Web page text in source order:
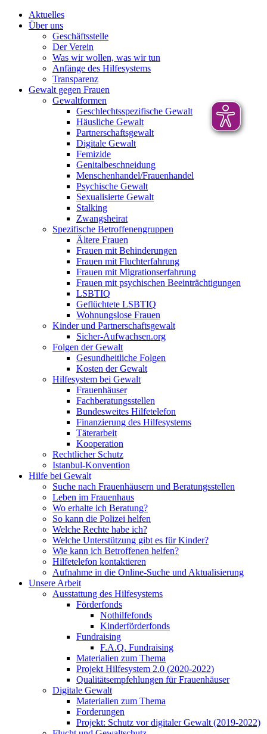
Aktuelles
Über uns
Geschäftsstelle
Der Verein
Was wir wollen, was wir tun
Anfänge des Hilfesystems
Transparenz
Gewalt gegen Frauen
Gewaltformen
Geschlechtsspezifische Gewalt
Häusliche Gewalt
Partnerschaftsgewalt
Digitale Gewalt
Femizide
Genitalbeschneidung
Menschenhandel/Frauenhandel
Psychische Gewalt
Sexualisierte Gewalt
Stalking
Zwangsheirat
Spezifische Betroffenengruppen
Ältere Frauen
Frauen mit Behinderungen
Frauen mit Fluchterfahrung
Frauen mit Migrationserfahrung
Frauen mit psychischen Beeinträchtigungen
LSBTIQ
Geflüchtete LSBTIQ
Wohnungslose Frauen
Kinder und Partnerschaftsgewalt
Sicher-Aufwachsen.org
Folgen der Gewalt
Gesundheitliche Folgen
Kosten der Gewalt
Hilfesystem bei Gewalt
Frauenhäuser
Fachberatungsstellen
Bundesweites Hilfetelefon
Finanzierung des Hilfesystems
Täterarbeit
Kooperation
Rechtlicher Schutz
Istanbul-Konvention
Hilfe bei Gewalt
Suche nach Frauenhäusern und Beratungsstellen
Leben im Frauenhaus
Wo erhalte ich Beratung?
So kann die Polizei helfen
Welche Rechte habe ich?
Welche Unterstützung gibt es für Kinder?
Wie kann ich Betroffenen helfen?
Hilfetelefon kontaktieren
Aufnahme in die Online-Suche und Aktualisierung
Unsere Arbeit
Ausstattung des Hilfesystems
Förderfonds
Nothilfefonds
Kinderförderfonds
Fundraising
F.A.Q. Fundraising
Materialien zum Thema
Projekt Hilfesystem 2.0 (2020-2022)
Qualitätsempfehlungen für Frauenhäuser
Digitale Gewalt
Materialien zum Thema
Forderungen
Projekt: Schutz vor digitaler Gewalt (2019-2022)